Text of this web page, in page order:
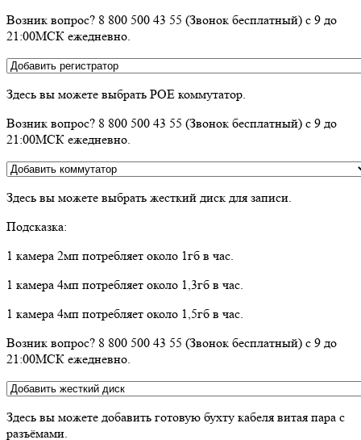
Возник вопрос? 8 800 500 43 55 (Звонок бесплатный) с 9 до
21:00МСК ежедневно.
Здесь вы можете выбрать POE коммутатор.
Возник вопрос? 8 800 500 43 55 (Звонок бесплатный) с 9 до
21:00МСК ежедневно.
Здесь вы можете выбрать жесткий диск для записи.
Подсказка:
1 камера 2мп потребляет около 1гб в час.
1 камера 4мп потребляет около 1,3гб в час.
1 камера 4мп потребляет около 1,5гб в час.
Возник вопрос? 8 800 500 43 55 (Звонок бесплатный) с 9 до
21:00МСК ежедневно.
Здесь вы можете добавить готовую бухту кабеля витая пара с
разъёмами.